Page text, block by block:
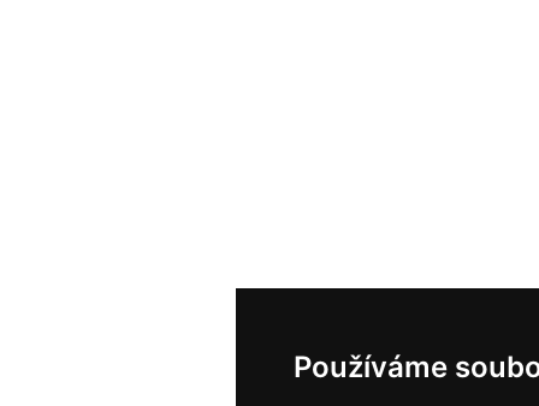
Používáme